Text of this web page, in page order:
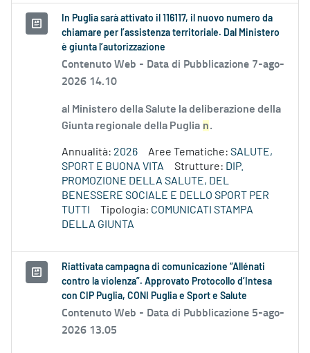
In Puglia sarà attivato il 116117, il nuovo numero da
chiamare per l’assistenza territoriale. Dal Ministero
è giunta l’autorizzazione
Contenuto Web - Data di Pubblicazione 7-ago-
2026 14.10
al Ministero della Salute la deliberazione della
Giunta regionale della Puglia n.
Annualità: 2026 Aree Tematiche: SALUTE,
SPORT E BUONA VITA
Strutture: DIP.
PROMOZIONE DELLA SALUTE, DEL
BENESSERE SOCIALE E DELLO SPORT PER
TUTTI
Tipologia: COMUNICATI STAMPA
DELLA GIUNTA
Riattivata campagna di comunicazione “Allénati
contro la violenza”. Approvato Protocollo d’Intesa
con CIP Puglia, CONI Puglia e Sport e Salute
Contenuto Web - Data di Pubblicazione 5-ago-
2026 13.05